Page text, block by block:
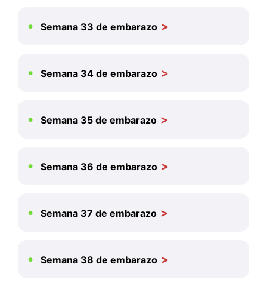
Semana 33 de embarazo
Semana 34 de embarazo
Semana 35 de embarazo
Semana 36 de embarazo
Semana 37 de embarazo
Semana 38 de embarazo